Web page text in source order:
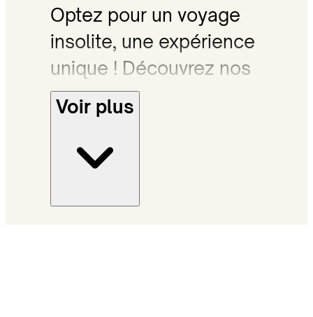
Optez pour un voyage
insolite, une expérience
unique ! Découvrez nos
plus beaux voyages
originaux à
personnaliser avec votre
agent.
Voir plus